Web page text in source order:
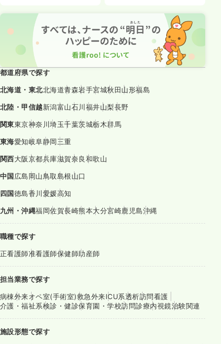
都道府県で探す
北海道・東北北海道青森岩手宮城秋田山形福島
北陸・甲信越新潟富山石川福井山梨長野
関東東京神奈川埼玉千葉茨城栃木群馬
東海愛知岐阜静岡三重
関西大阪京都兵庫滋賀奈良和歌山
中国広島岡山鳥取島根山口
四国徳島香川愛媛高知
九州・沖縄福岡佐賀長崎熊本大分宮崎鹿児島沖縄
職種で探す
正看護師准看護師保健師助産師
担当業務で探す
病棟外来オペ室(手術室)救急外来ICU系透析訪問看護
介護・福祉系検診・健診保育園・学校訪問診療内視鏡治験関連
施設形態で探す